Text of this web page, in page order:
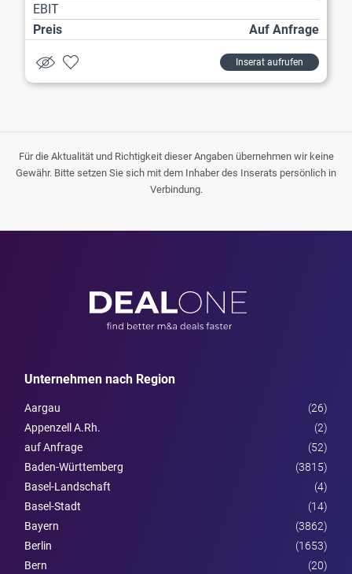
EBIT
Preis
Auf Anfrage
Inserat aufrufen
Für die Aktualität und Richtigkeit dieser Angaben übernehmen wir keine
Gewähr. Bitte setzen Sie sich mit dem Inhaber des Inserats persönlich in
Verbindung.
Unternehmen nach Region
Aargau
(26)
Appenzell A.Rh.
(2)
auf Anfrage
(52)
Baden-Württemberg
(3815)
Basel-Landschaft
(4)
Basel-Stadt
(14)
Bayern
(3862)
Berlin
(1653)
Bern
(20)